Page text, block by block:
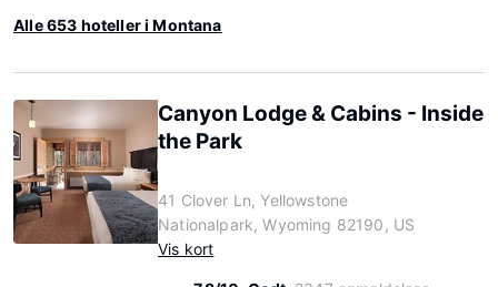
Alle 653 hoteller i Montana
Canyon Lodge & Cabins - Inside
the Park
41 Clover Ln, Yellowstone
Nationalpark, Wyoming 82190, US
Vis kort